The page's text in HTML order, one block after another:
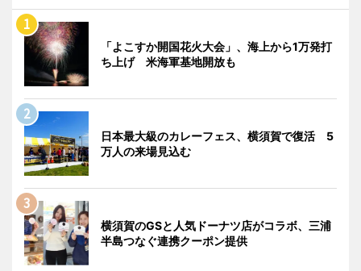
「よこすか開国花火大会」、海上から1万発打
ち上げ 米海軍基地開放も
日本最大級のカレーフェス、横須賀で復活 5
万人の来場見込む
横須賀のGSと人気ドーナツ店がコラボ、三浦
半島つなぐ連携クーポン提供